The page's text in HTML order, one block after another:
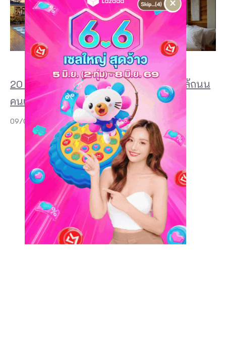
20 ที่พักเชียงคาน 2026 สวย ๆ ริมโขง ใกล้ถนน
คนเดิน และฟีลบ้านไม้สุดอบอุ่น
09/07/2026